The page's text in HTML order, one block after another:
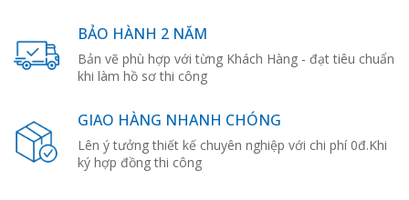
BẢO HÀNH 2 NĂM
Bản vẽ phù hợp với từng Khách Hàng - đạt tiêu chuẩn
khi làm hồ sơ thi công
GIAO HÀNG NHANH CHÓNG
Lên ý tưởng thiết kế chuyên nghiệp với chi phí 0đ.Khi
ký hợp đồng thi công